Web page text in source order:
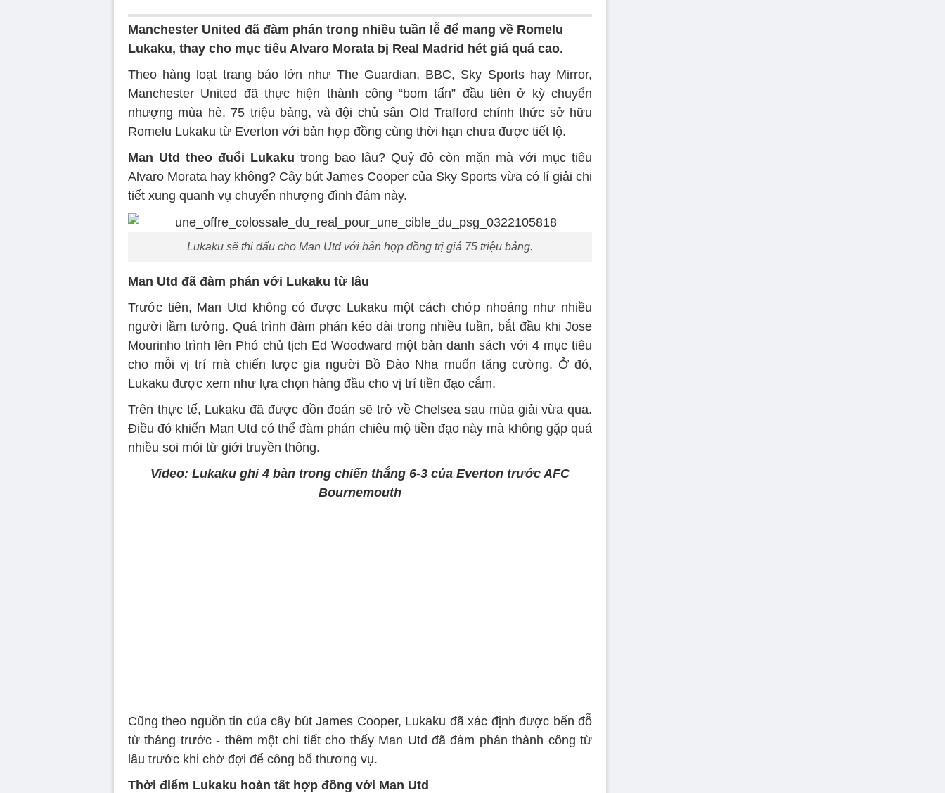
Manchester United đã đàm phán trong nhiều tuần lễ để mang về Romelu
Lukaku, thay cho mục tiêu Alvaro Morata bị Real Madrid hét giá quá cao.
Theo hàng loạt trang báo lớn như The Guardian, BBC, Sky Sports hay Mirror,
Manchester United đã thực hiện thành công “bom tấn” đầu tiên ở kỳ chuyển
nhượng mùa hè. 75 triệu bảng, và đội chủ sân Old Trafford chính thức sở hữu
Romelu Lukaku từ Everton với bản hợp đồng cùng thời hạn chưa được tiết lộ.
Man Utd theo đuổi Lukaku trong bao lâu? Quỷ đỏ còn mặn mà với mục tiêu
Alvaro Morata hay không? Cây bút James Cooper của Sky Sports vừa có lí giải chi
tiết xung quanh vụ chuyển nhượng đình đám này.
Lukaku sẽ thi đấu cho Man Utd với bản hợp đồng trị giá 75 triệu bảng.
Man Utd đã đàm phán với Lukaku từ lâu
Trước tiên, Man Utd không có được Lukaku một cách chớp nhoáng như nhiều
người lầm tưởng. Quá trình đàm phán kéo dài trong nhiều tuần, bắt đầu khi Jose
Mourinho trình lên Phó chủ tịch Ed Woodward một bản danh sách với 4 mục tiêu
cho mỗi vị trí mà chiến lược gia người Bồ Đào Nha muốn tăng cường. Ở đó,
Lukaku được xem như lựa chọn hàng đầu cho vị trí tiền đạo cắm.
Trên thực tế, Lukaku đã được đồn đoán sẽ trở về Chelsea sau mùa giải vừa qua.
Điều đó khiến Man Utd có thể đàm phán chiêu mộ tiền đạo này mà không gặp quá
nhiều soi mói từ giới truyền thông.
Video: Lukaku ghi 4 bàn trong chiến thắng 6-3 của Everton trước AFC
Bournemouth
Cũng theo nguồn tin của cây bút James Cooper, Lukaku đã xác định được bến đỗ
từ tháng trước - thêm một chi tiết cho thấy Man Utd đã đàm phán thành công từ
lâu trước khi chờ đợi để công bố thương vụ.
Thời điểm Lukaku hoàn tất hợp đồng với Man Utd